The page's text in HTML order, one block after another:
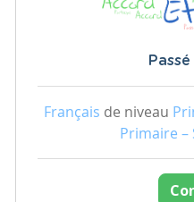
Français de niveau
Primaire –